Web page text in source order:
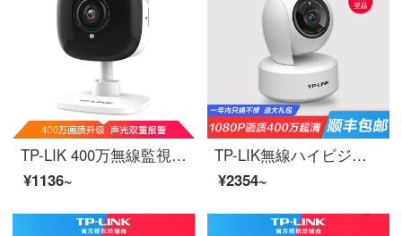
TP-LIK 400万無線監視カメラ高清赤外線夜間テレビwifi遠隔双方向音声アラーム家庭用スマートネットワークカメラTL-PC 14 CH
¥1136~
TP-LIK無線ハイビジョン監視カメラ360度のパノラマ雲台家庭用スマートネットワーク防犯カメラヘッドwifi携帯電話遠隔監視カメラTL-PC44 AN 400万雲台カメラ【霜白】128 GB
¥2354~